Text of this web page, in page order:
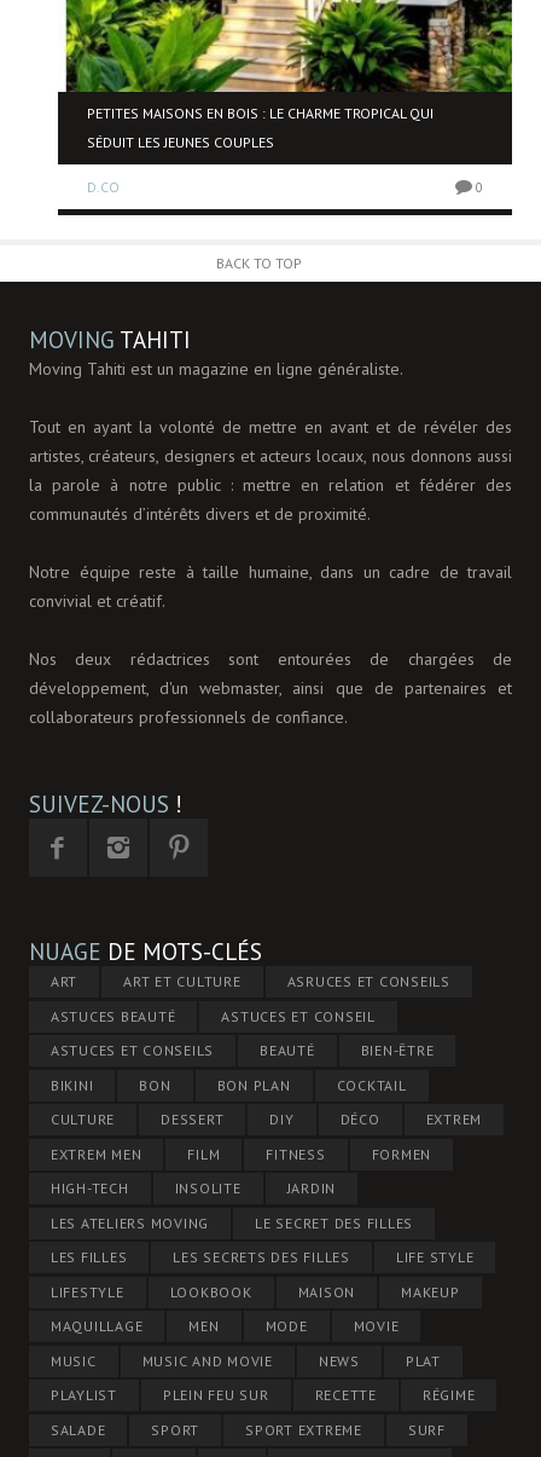
PETITES MAISONS EN BOIS : LE CHARME TROPICAL QUI
SÉDUIT LES JEUNES COUPLES
D.CO 0
BACK TO TOP
MOVING TAHITI
Moving Tahiti est un magazine en ligne généraliste.
Tout en ayant la volonté de mettre en avant et de révéler des
artistes, créateurs, designers et acteurs locaux, nous donnons aussi
la parole à notre public : mettre en relation et fédérer des
communautés d’intérêts divers et de proximité.
Notre équipe reste à taille humaine, dans un cadre de travail
convivial et créatif.
Nos deux rédactrices sont entourées de chargées de
développement, d'un webmaster, ainsi que de partenaires et
collaborateurs professionnels de confiance.
SUIVEZ-NOUS !
NUAGE DE MOTS-CLÉS
ART ART ET CULTURE
ASRUCES ET CONSEILS
ASTUCES BEAUTÉ
ASTUCES ET CONSEIL
ASTUCES ET CONSEILS
BEAUTÉ
BIEN-ÊTRE
BIKINI
BON BON PLAN
COCKTAIL
CULTURE
DESSERT DIY DÉCO
EXTREM
EXTREM MEN
FILM FITNESS
FORMEN
HIGH-TECH
INSOLITE
JARDIN
LES ATELIERS MOVING
LE SECRET DES FILLES
LES FILLES
LES SECRETS DES FILLES
LIFE STYLE
LIFESTYLE
LOOKBOOK MAISON
MAKEUP
MAQUILLAGE
MEN MODE
MOVIE
MUSIC
MUSIC AND MOVIE NEWS
PLAT
PLAYLIST
PLEIN FEU SUR RECETTE
RÉGIME
SALADE
SPORT SPORT EXTREME
SURF